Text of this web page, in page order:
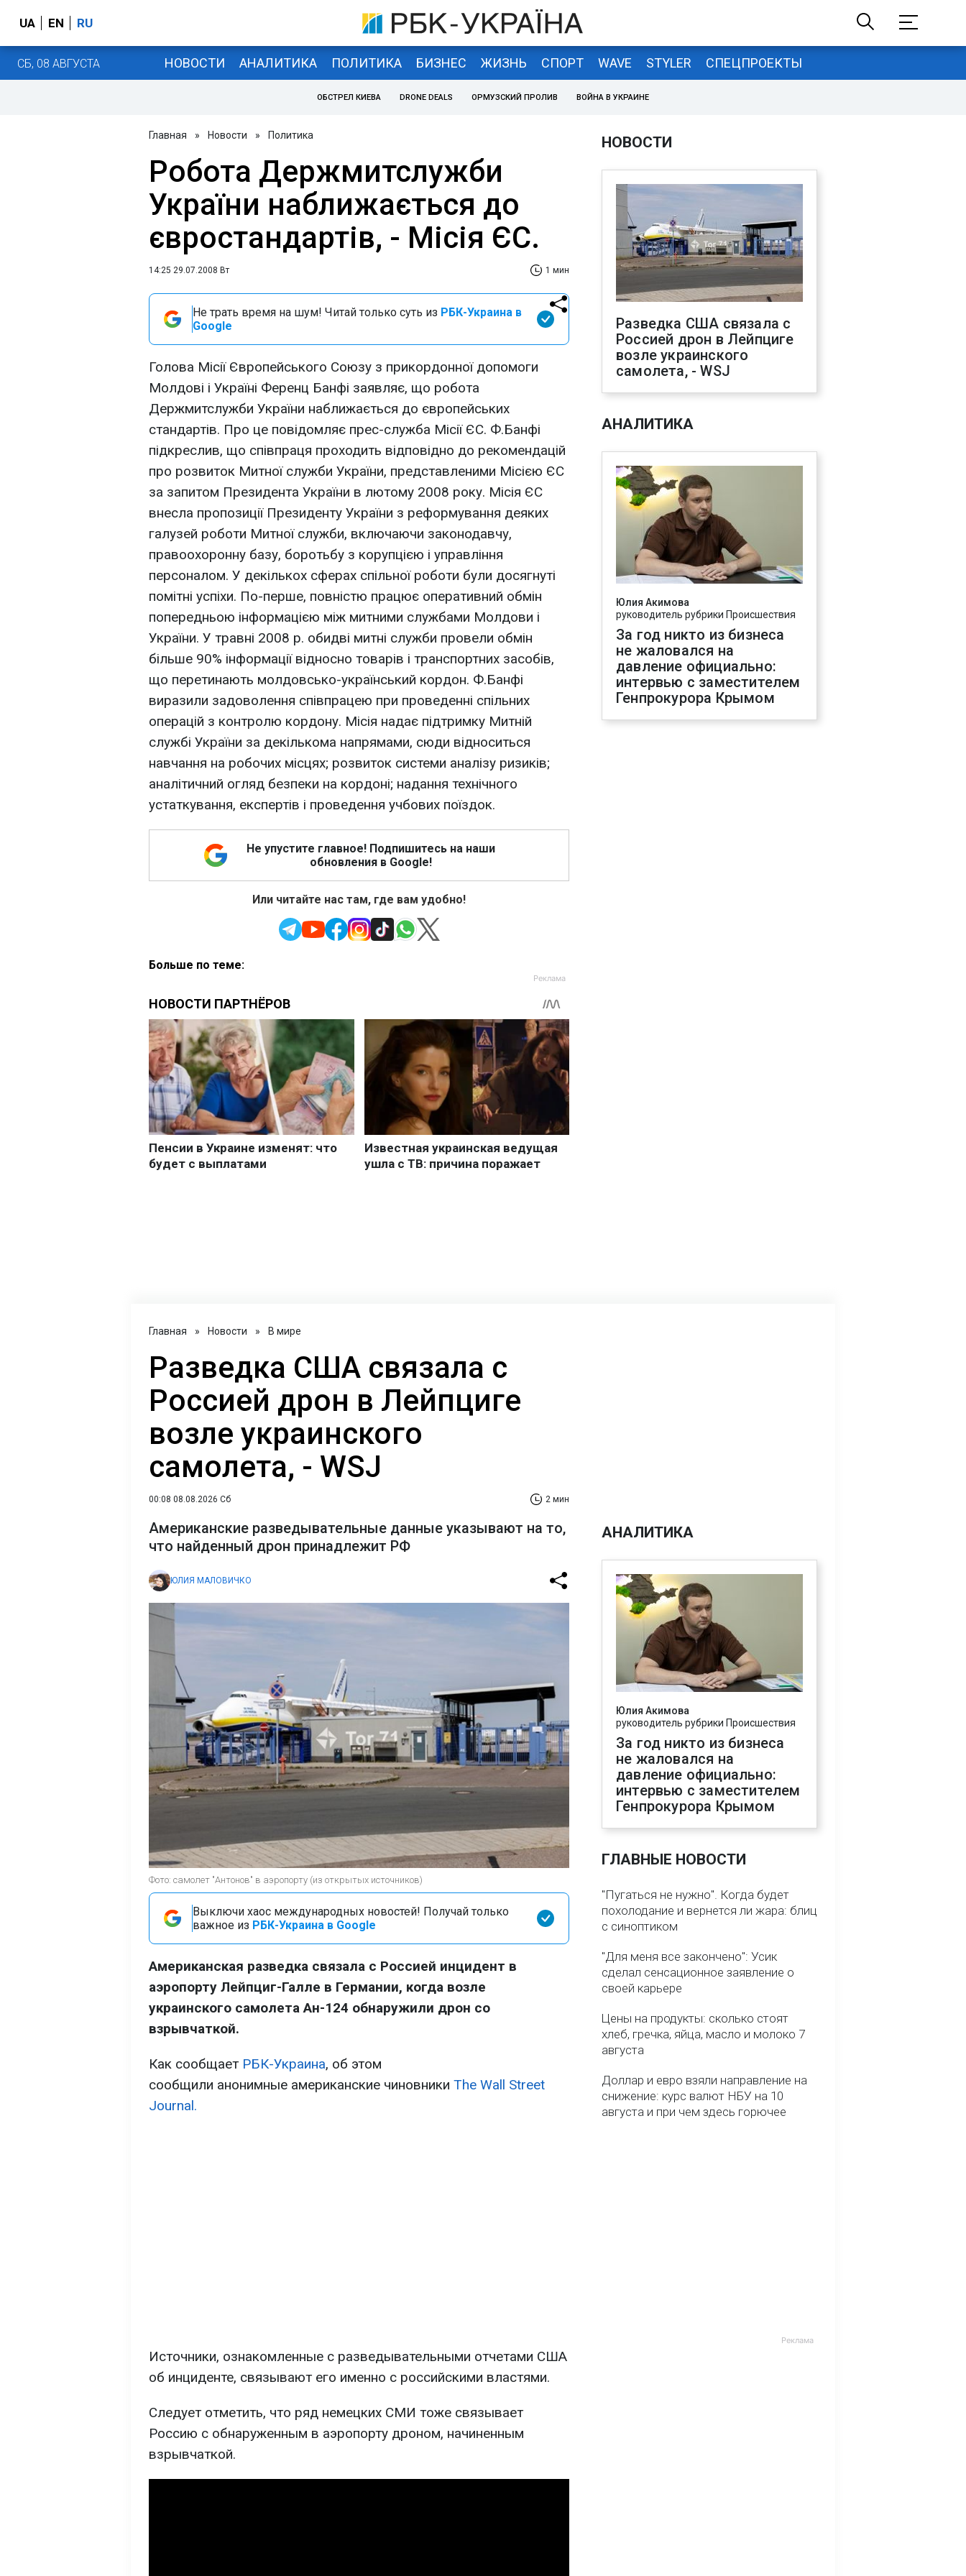
UA EN RU
СБ, 08 АВГУСТА НОВОСТИ АНАЛИТИКА ПОЛИТИКА БИЗНЕС ЖИЗНЬ СПОРТ WAVE STYLER СПЕЦПРОЕКТЫ
ОБСТРЕЛ КИЕВА DRONE DEALS ОРМУЗСКИЙ ПРОЛИВ ВОЙНА В УКРАИНЕ
Главная » Новости » Политика
Робота Держмитслужби
України наближається до
євростандартів, - Місія ЄС.
14:25 29.07.2008 Вт 1 мин
Не трать время на шум! Читай только суть из РБК-Украина в
Google
Голова Місії Європейського Союзу з прикордонної допомоги
Молдові і Україні Ференц Банфі заявляє, що робота
Держмитслужби України наближається до європейських
стандартів. Про це повідомляє прес-служба Місії ЄС. Ф.Банфі
підкреслив, що співпраця проходить відповідно до рекомендацій
про розвиток Митної служби України, представленими Місією ЄС
за запитом Президента України в лютому 2008 року. Місія ЄС
внесла пропозиції Президенту України з реформування деяких
галузей роботи Митної служби, включаючи законодавчу,
правоохоронну базу, боротьбу з корупцією і управління
персоналом. У декількох сферах спільної роботи були досягнуті
помітні успіхи. По-перше, повністю працює оперативний обмін
попередньою інформацією між митними службами Молдови і
України. У травні 2008 р. обидві митні служби провели обмін
більше 90% інформації відносно товарів і транспортних засобів,
що перетинають молдовсько-український кордон. Ф.Банфі
виразили задоволення співпрацею при проведенні спільних
операцій з контролю кордону. Місія надає підтримку Митній
службі України за декількома напрямами, сюди відноситься
навчання на робочих місцях; розвиток системи аналізу ризиків;
аналітичний огляд безпеки на кордоні; надання технічного
устаткування, експертів і проведення учбових поїздок.
Не упустите главное! Подпишитесь на наши
обновления в Google!
Или читайте нас там, где вам удобно!
Больше по теме:
НОВОСТИ
Разведка США связала с
Россией дрон в Лейпциге
возле украинского
самолета, - WSJ
АНАЛИТИКА
Юлия Акимова
руководитель рубрики Происшествия
За год никто из бизнеса
не жаловался на
давление официально:
интервью с заместителем
Генпрокурора Крымом
Главная » Новости » В мире
Разведка США связала с
Россией дрон в Лейпциге
возле украинского
самолета, - WSJ
00:08 08.08.2026 Сб 2 мин
Американские разведывательные данные указывают на то,
что найденный дрон принадлежит РФ
ЮЛИЯ МАЛОВИЧКО
Фото: самолет "Антонов" в аэропорту (из открытых источников)
Выключи хаос международных новостей! Получай только
важное из РБК-Украина в Google
Американская разведка связала с Россией инцидент в
аэропорту Лейпциг-Галле в Германии, когда возле
украинского самолета Ан-124 обнаружили дрон со
взрывчаткой.
Как сообщает РБК-Украина, об этом
сообщили анонимные американские чиновники The Wall Street
Journal.
Источники, ознакомленные с разведывательными отчетами США
об инциденте, связывают его именно с российскими властями.
Следует отметить, что ряд немецких СМИ тоже связывает
Россию с обнаруженным в аэропорту дроном, начиненным
взрывчаткой.
АНАЛИТИКА
Юлия Акимова
руководитель рубрики Происшествия
За год никто из бизнеса
не жаловался на
давление официально:
интервью с заместителем
Генпрокурора Крымом
ГЛАВНЫЕ НОВОСТИ
"Пугаться не нужно". Когда будет
похолодание и вернется ли жара: блиц
с синоптиком
"Для меня все закончено": Усик
сделал сенсационное заявление о
своей карьере
Цены на продукты: сколько стоят
хлеб, гречка, яйца, масло и молоко 7
августа
Доллар и евро взяли направление на
снижение: курс валют НБУ на 10
августа и при чем здесь горючее